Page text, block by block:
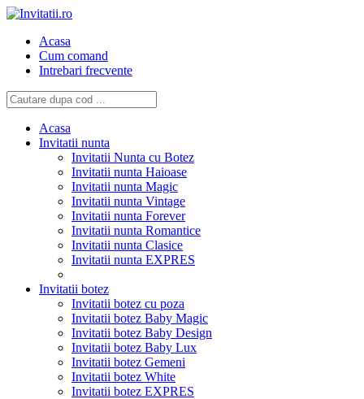
Acasa
Cum comand
Intrebari frecvente
Acasa
Invitatii nunta
Invitatii Nunta cu Botez
Invitatii nunta Haioase
Invitatii nunta Magic
Invitatii nunta Vintage
Invitatii nunta Forever
Invitatii nunta Romantice
Invitatii nunta Clasice
Invitatii nunta EXPRES
Invitatii botez
Invitatii botez cu poza
Invitatii botez Baby Magic
Invitatii botez Baby Design
Invitatii botez Baby Lux
Invitatii botez Gemeni
Invitatii botez White
Invitatii botez EXPRES